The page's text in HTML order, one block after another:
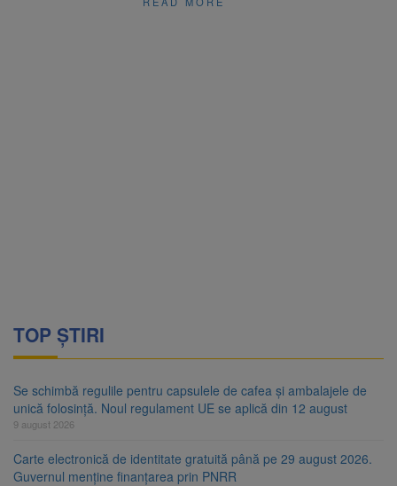
TOP ȘTIRI
Se schimbă regulile pentru capsulele de cafea și ambalajele de
unică folosință. Noul regulament UE se aplică din 12 august
9 august 2026
Carte electronică de identitate gratuită până pe 29 august 2026.
Guvernul menține finanțarea prin PNRR